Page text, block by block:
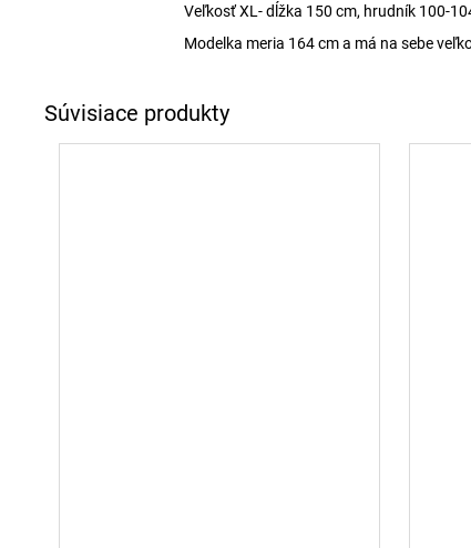
Veľkosť XL- dĺžka 150 cm, hrudník 100-
Modelka meria 164 cm a má na sebe